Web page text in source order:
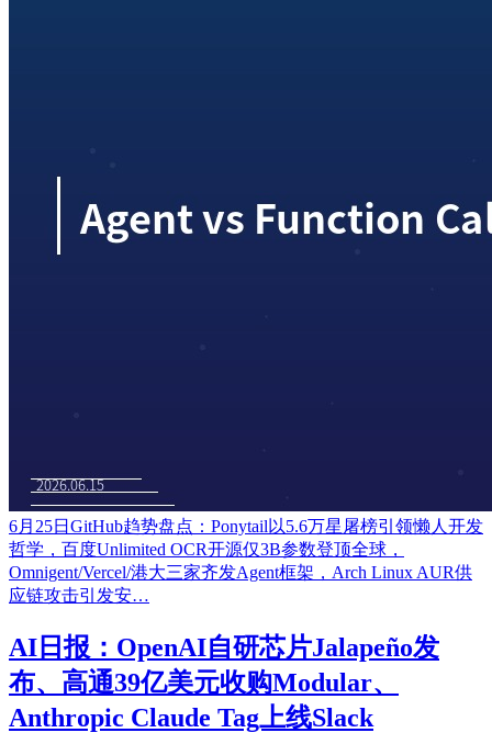
6月25日GitHub趋势盘点：Ponytail以5.6万星屠榜引领懒人开发
哲学，百度Unlimited OCR开源仅3B参数登顶全球，
Omnigent/Vercel/港大三家齐发Agent框架，Arch Linux AUR供
应链攻击引发安…
AI日报：OpenAI自研芯片Jalapeño发
布、高通39亿美元收购Modular、
Anthropic Claude Tag上线Slack